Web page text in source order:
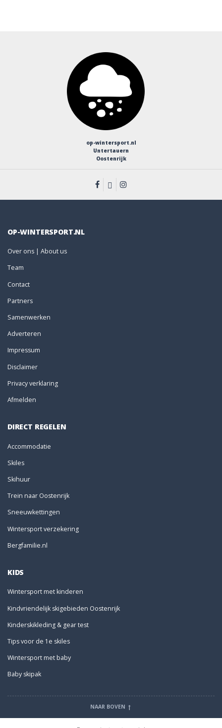
op-wintersport.nl
Untertauern
Oostenrijk
OP-WINTERSPORT.NL
Over ons | About us
Team
Contact
Partners
Samenwerken
Adverteren
Impressum
Disclaimer
Privacy verklaring
Afmelden
DIRECT REGELEN
Accommodatie
Skiles
Skihuur
Trein naar Oostenrijk
Sneeuwkettingen
Wintersport verzekering
Bergfamilie.nl
KIDS
Wintersport met kinderen
Kindvriendelijk skigebieden Oostenrijk
Kinderskikleding & gear test
Tips voor de 1e skiles
Wintersport met baby
Baby skipak
NAAR BOVEN